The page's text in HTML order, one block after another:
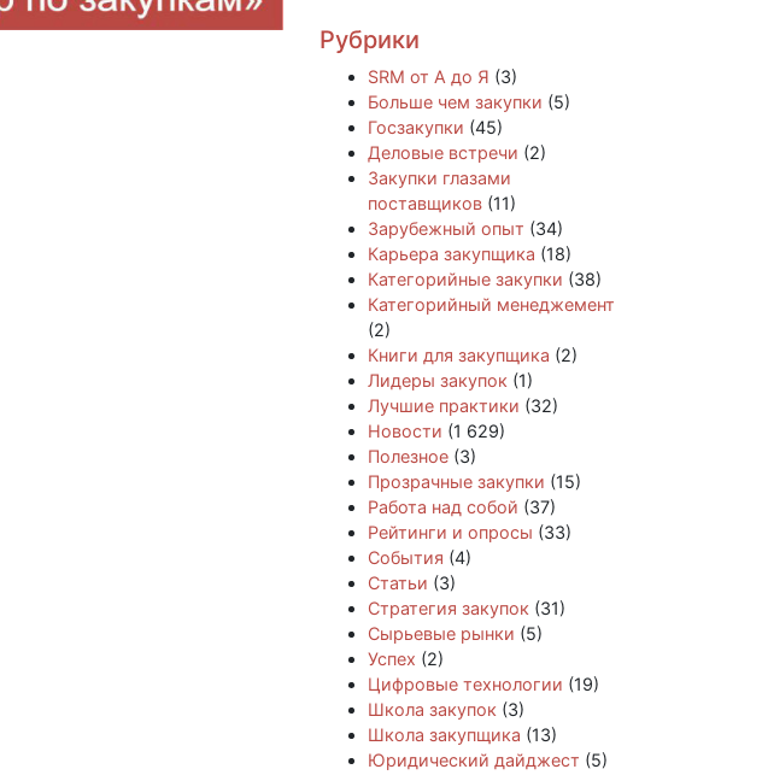
Рубрики
SRM от А до Я (3)
Больше чем закупки (5)
Госзакупки (45)
Деловые встречи (2)
Закупки глазами
поставщиков (11)
Зарубежный опыт (34)
Карьера закупщика (18)
Категорийные закупки (38)
Категорийный менеджемент
(2)
Книги для закупщика (2)
Лидеры закупок (1)
Лучшие практики (32)
Новости (1 629)
Полезное (3)
Прозрачные закупки (15)
Работа над собой (37)
Рейтинги и опросы (33)
События (4)
Статьи (3)
Стратегия закупок (31)
Сырьевые рынки (5)
Успех (2)
Цифровые технологии (19)
Школа закупок (3)
Школа закупщика (13)
Юридический дайджест (5)